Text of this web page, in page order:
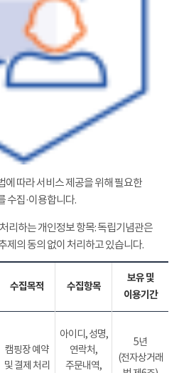
따라 서비스 제공을 위해 필요한
수집·이용합니다.
리하는 개인정보 항목: 독립기념관은
제의 동의 없이 처리하고 있습니다.
수집목적 수집항목
보유 및
이용기간
캠핑장 예약
및 결제 처리
아이디, 성명,
연락처,
주문내역,
5년
(전자상거래